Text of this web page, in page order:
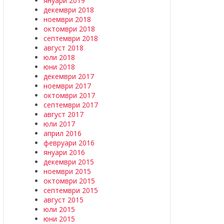
декември 2018
ноември 2018
октомври 2018
септември 2018
август 2018
юли 2018
юни 2018
декември 2017
ноември 2017
октомври 2017
септември 2017
август 2017
юли 2017
април 2016
февруари 2016
януари 2016
декември 2015
ноември 2015
октомври 2015
септември 2015
август 2015
юли 2015
юни 2015